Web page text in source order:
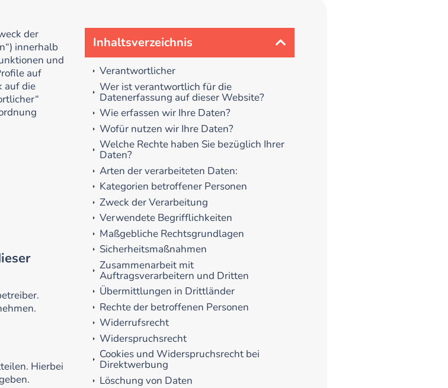
der
innerhalb
und
auf
auf die
Hierbei
Inhaltsverzeichnis
Verantwortlicher
Wer ist verantwortlich für die
Datenerfassung auf dieser Website?
Wie erfassen wir Ihre Daten?
Wofür nutzen wir Ihre Daten?
Welche Rechte haben Sie bezüglich Ihrer
Daten?
Arten der verarbeiteten Daten:
Kategorien betroffener Personen
Zweck der Verarbeitung
Verwendete Begrifflichkeiten
Maßgebliche Rechtsgrundlagen
Sicherheitsmaßnahmen
Zusammenarbeit mit
Auftragsverarbeitern und Dritten
Übermittlungen in Drittländer
Rechte der betroffenen Personen
Widerrufsrecht
Widerspruchsrecht
Cookies und Widerspruchsrecht bei
Direktwerbung
Löschung von Daten